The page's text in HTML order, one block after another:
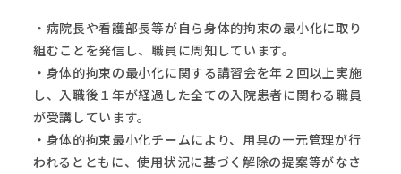
・病院長や看護部長等が自ら身体的拘束の最小化に取り
組むことを発信し、職員に周知しています。
・身体的拘束の最小化に関する講習会を年２回以上実施
し、入職後１年が経過した全ての入院患者に関わる職員
が受講しています。
・身体的拘束最小化チームにより、用具の一元管理が行
われるとともに、使用状況に基づく解除の提案等がなさ